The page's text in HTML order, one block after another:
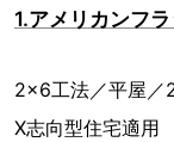
1.アメリカンフ
2×6工法／平屋／
X志向型住宅適用